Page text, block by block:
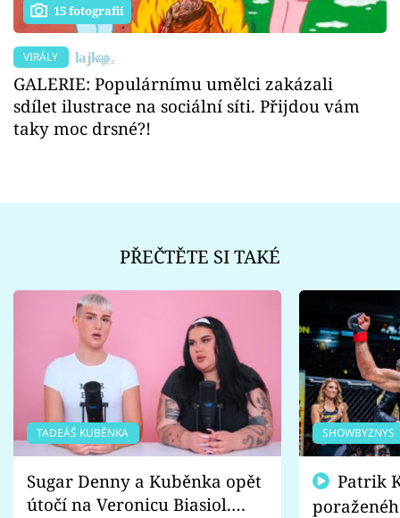
15 fotografií
VIRÁLY
GALERIE: Populárnímu umělci zakázali
sdílet ilustrace na sociální síti. Přijdou vám
taky moc drsné?!
PŘEČTĚTE SI TAKÉ
TADEÁŠ KUBĚNKA
Sugar Denny a Kuběnka opět
útočí na Veronicu Biasiol.
SHOWBYZNYS